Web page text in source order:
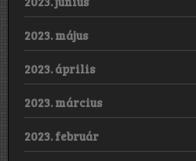
2023. május
2023. április
2023. március
2023. február